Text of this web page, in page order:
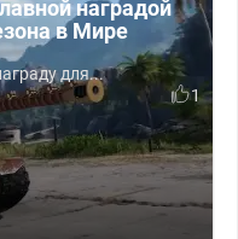
наградой
в Мире
для...
1